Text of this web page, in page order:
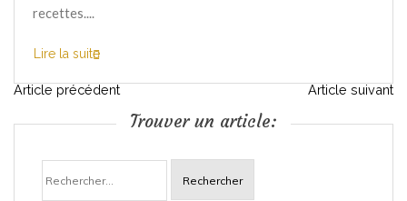
recettes....
Lire la suite
N
Article précédent Article suivant
Trouver un article:
Rechercher :